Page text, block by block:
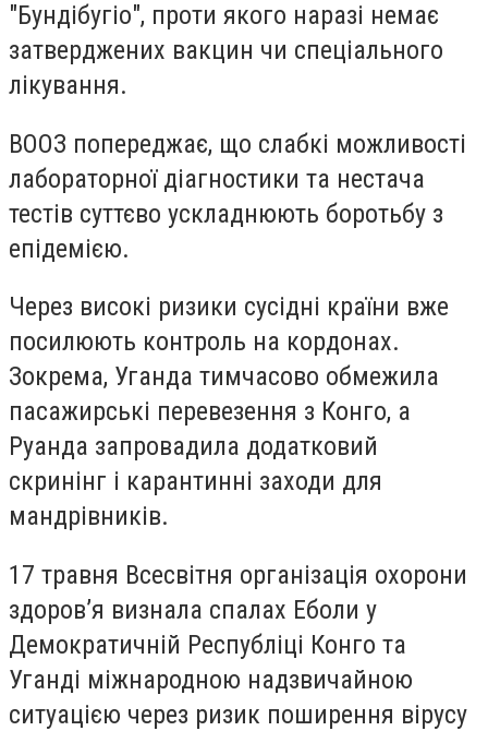
"Бундібугіо", проти якого наразі немає
затверджених вакцин чи спеціального
лікування.
ВООЗ попереджає, що слабкі можливості
лабораторної діагностики та нестача
тестів суттєво ускладнюють боротьбу з
епідемією.
Через високі ризики сусідні країни вже
посилюють контроль на кордонах.
Зокрема, Уганда тимчасово обмежила
пасажирські перевезення з Конго, а
Руанда запровадила додатковий
скринінг і карантинні заходи для
мандрівників.
17 травня Всесвітня організація охорони
здоров’я визнала спалах Еболи у
Демократичній Республіці Конго та
Уганді міжнародною надзвичайною
ситуацією через ризик поширення вірусу